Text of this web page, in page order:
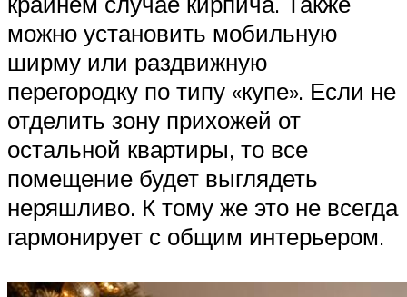
можно установить мобильную
ширму или раздвижную
перегородку по типу «купе». Если не
отделить зону прихожей от
остальной квартиры, то все
помещение будет выглядеть
неряшливо. К тому же это не всегда
гармонирует с общим интерьером.